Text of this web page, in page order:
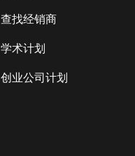
查找经销商
学术计划
创业公司计划